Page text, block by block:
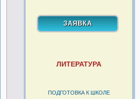
ЛИТЕРАТУРА
ПОДГОТОВКА К ШКОЛЕ